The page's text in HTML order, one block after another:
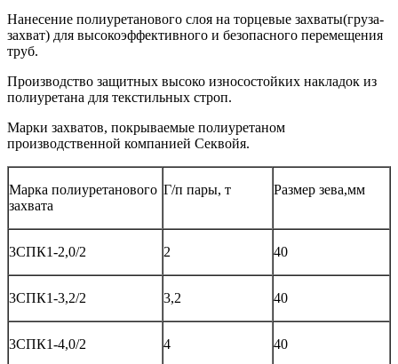
Нанесение полиуретанового слоя на торцевые захваты(груза-
захват) для высокоэффективного и безопасного перемещения
труб.
Производство защитных высоко износостойких накладок из
полиуретана для текстильных строп.
Марки захватов, покрываемые полиуретаном
производственной компанией Секвойя.
Марка полиуретанового
захвата
Г/п пары, т Размер зева,мм
3СПК1-2,0/2 2 40
3СПК1-3,2/2 3,2 40
3СПК1-4,0/2 4 40